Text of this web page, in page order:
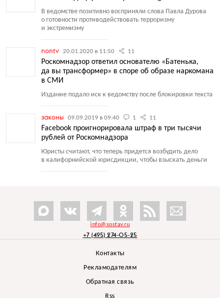
В ведомстве позитивно восприняли слова Павла Дурова
о готовности противодействовать терроризму
и экстремизму
nontv 20.01.2020 в 11:50 11
Роскомнадзор ответил основателю «Батенька,
да вы трансформер» в споре об образе наркомана
в СМИ
Издание подало иск к ведомству после блокировки текста
законы 09.09.2019 в 09:40 1 11
Facebook проигнорировала штраф в три тысячи
рублей от Роскомнадзора
Юристы считают, что теперь придется возбудить дело
в калифорнийской юрисдикции, чтобы взыскать деньги
info@sostav.ru
+7 (495) 274-05-25
Контакты
Рекламодателям
Обратная связь
Rss